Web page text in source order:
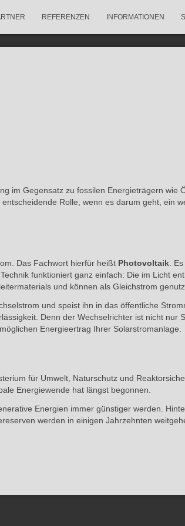
REFERENZEN INFORMATIONEN
im Gegensatz zu fossilen Energieträgern wie
Rolle, wenn es darum geht, ein
Das Fachwort hierfür heißt Photovoltaik .
funktioniert ganz einfach: Die im Licht
und können als Gleichstrom
und speist ihn in das öffentliche
Denn der Wechselrichter ist nicht nur
Energieertrag Ihrer Solarstromanlage.
für Umwelt, Naturschutz und
Energiewende hat längst begonnen.
Energien immer günstiger werden.
werden in einigen Jahrzehnten